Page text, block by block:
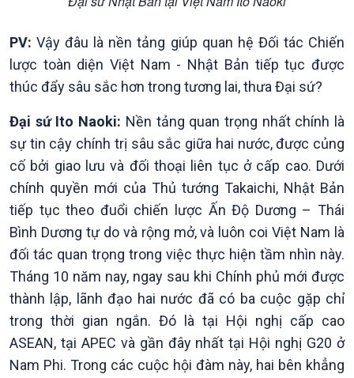
Tin Đời sống & Xã hội
360 độ Sức khỏe
Chuyển đổi Xanh
Tài nguyên và Môi trường
Chuyên gia của bạn
Xã hội chuyển động
Bước chân đến trường
Tin Khoa học & Công nghệ
Kết nối công nghệ
Sống chung với biến đổi
khí hậu
PV:Vậy đâu là nền tảng giúp quan hệ Đối tác Chiến
lược toàn diện Việt Nam - Nhật Bản tiếp tục được
thúc đẩy sâu sắc hơn trong tương lai, thưa Đại sứ?
Đại sứ Ito Naoki: Nền tảng quan trọng nhất chính là
sự tin cậy chính trị sâu sắc giữa hai nước, được củng
cố bởi giao lưu và đối thoại liên tục ở cấp cao. Dưới
chính quyền mới của Thủ tướng Takaichi, Nhật Bản
tiếp tục theo đuổi chiến lược Ấn Độ Dương – Thái
Bình Dương tự do và rộng mở, và luôn coi Việt Nam là
đối tác quan trọng trong việc thực hiện tầm nhìn này.
Tháng 10 năm nay, ngay sau khi Chính phủ mới được
thành lập, lãnh đạo hai nước đã có ba cuộc gặp chỉ
trong thời gian ngắn. Đó là tại Hội nghị cấp cao
ASEAN, tại APEC và gần đây nhất tại Hội nghị G20 ở
Nam Phi. Trong các cuộc hội đàm này, hai bên khẳng